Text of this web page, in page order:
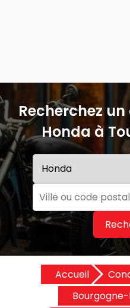
Recherchez
Honda à
Accueil